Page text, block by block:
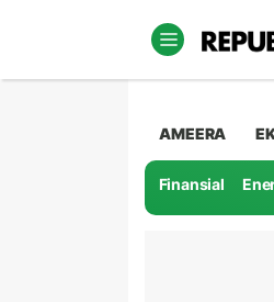
AMEERA
Finansial